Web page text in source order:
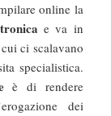
online la
e va in
ci scalavano
specialistica.
è di rendere
dei